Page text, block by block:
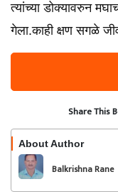
त्यांच्या डोक्यावरुन
गेला.काही क्षण सगळे
Share This
About Author
Balkrishna Rane